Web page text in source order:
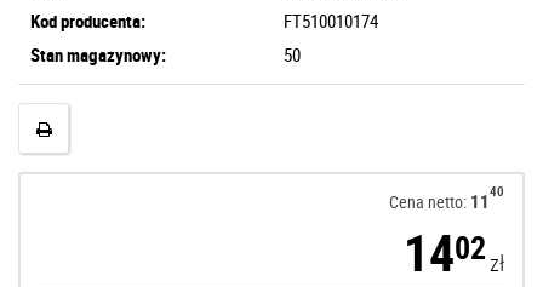
Kod producenta:
FT510010174
Stan magazynowy:
50
Cena netto: 1140
1402zł